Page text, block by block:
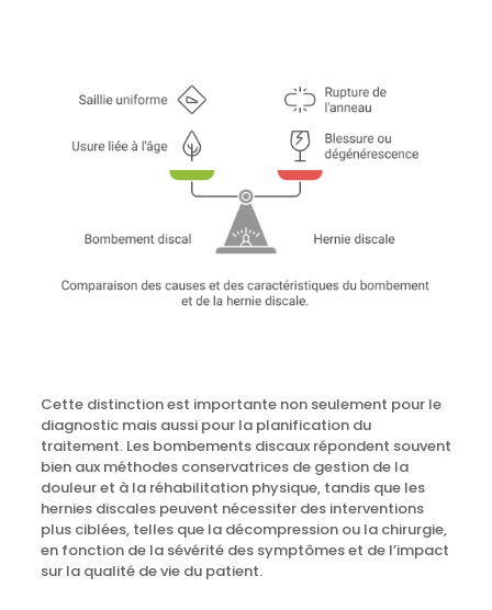
Cette distinction est importante non seulement pour le
diagnostic mais aussi pour la planification du
traitement. Les bombements discaux répondent souvent
bien aux méthodes conservatrices de gestion de la
douleur et à la réhabilitation physique, tandis que les
hernies discales peuvent nécessiter des interventions
plus ciblées, telles que la décompression ou la chirurgie,
en fonction de la sévérité des symptômes et de l’impact
sur la qualité de vie du patient.